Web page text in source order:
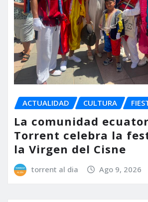
ACTUALIDAD CULTURA
La comunidad
Torrent celebra la
la Virgen del Cisne
torrent al dia Ago 9, 2026